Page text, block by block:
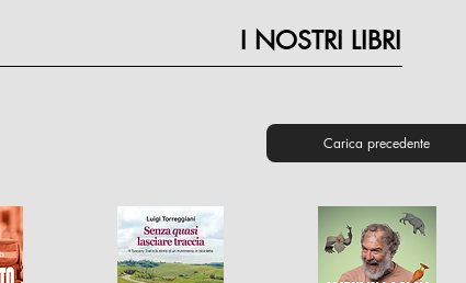
I NOSTRI LIBRI
Carica precedente